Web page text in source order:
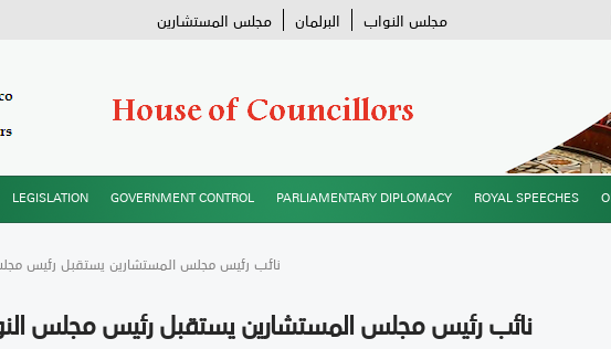
مجلس النواب البرلمان مجلس المستشارين
LEGISLATION GOVERNMENT CONTROL PARLIAMENTARY DIPLOMACY ROYAL SPEECHES
/ نائب رئيس مجلس المستشارين يستقبل رئيس
نائب رئيس مجلس المستشارين يستقبل رئيس مجلس